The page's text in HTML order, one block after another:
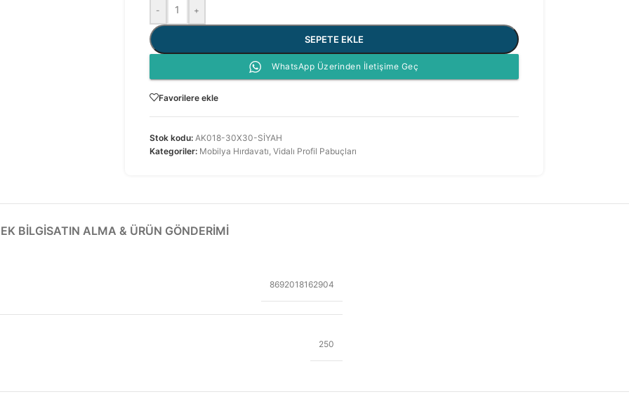
- +
SEPETE EKLE
WhatsApp Üzerinden İletişime Geç
Favorilere ekle
Stok kodu: AK018-30X30-SİYAH
Kategoriler: Mobilya Hırdavatı, Vidalı Profil Pabuçları
EK BILGISATIN ALMA & ÜRÜN GÖNDERIMI
8692018162904
250